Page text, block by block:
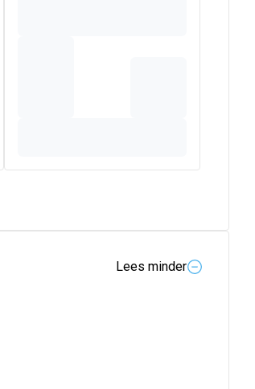
Lees minder